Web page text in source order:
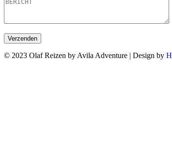
© 2023 Olaf Reizen by Avila Adventure | Design by